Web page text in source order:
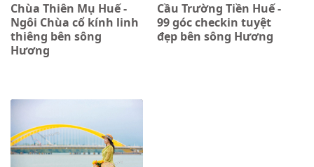
Chùa Thiên Mụ Huế -
Ngôi Chùa cổ kính linh
thiêng bên sông
Hương
Cầu Trường Tiền Huế -
99 góc checkin tuyệt
đẹp bên sông Hương